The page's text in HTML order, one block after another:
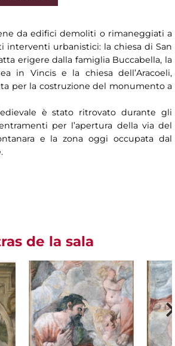
da edifici demoliti o rimaneggiati a
interventi urbanistici: la chiesa di San
erigere dalla famiglia Buccabella, la
in Vincis e la chiesa dell’Aracoeli,
per la costruzione del monumento a
è stato ritrovato durante gli
per l’apertura della via del
e la zona oggi occupata dal
de la sala